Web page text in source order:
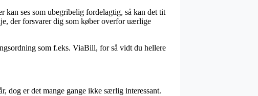
kan ses som ubegribelig fordelagtig, så kan det tit
der forsvarer dig som køber overfor uærlige
som f.eks. ViaBill, for så vidt du hellere
dog er det mange gange ikke særlig interessant.